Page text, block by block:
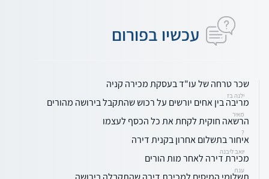
עכשיו בפורום
שכר טרחה של עו"ד בעסקת מכירה קניה
ילנה בז
מריבה בין אחים יורשים על רכוש שהתקבל בירושה מהורים
מאיר
הרשאה חוקית לקחת את כל הכסף לעצמו
?
איחור בתשלום אחרון בקנית דירה
יואב ליבנה
מכירת דירה לאחר מות הורים
ענת